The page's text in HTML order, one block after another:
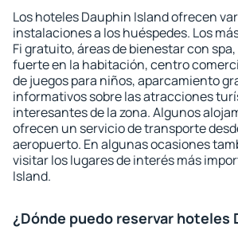
Los hoteles Dauphin Island ofrecen
instalaciones a los huéspedes. Los
Fi gratuito, áreas de bienestar con
fuerte en la habitación, centro
de juegos para niños, aparcamiento
informativos sobre las atracciones
interesantes de la zona. Algunos
ofrecen un servicio de transporte
aeropuerto. En algunas ocasiones
visitar los lugares de interés más
Island.
¿Dónde puedo reservar hoteles